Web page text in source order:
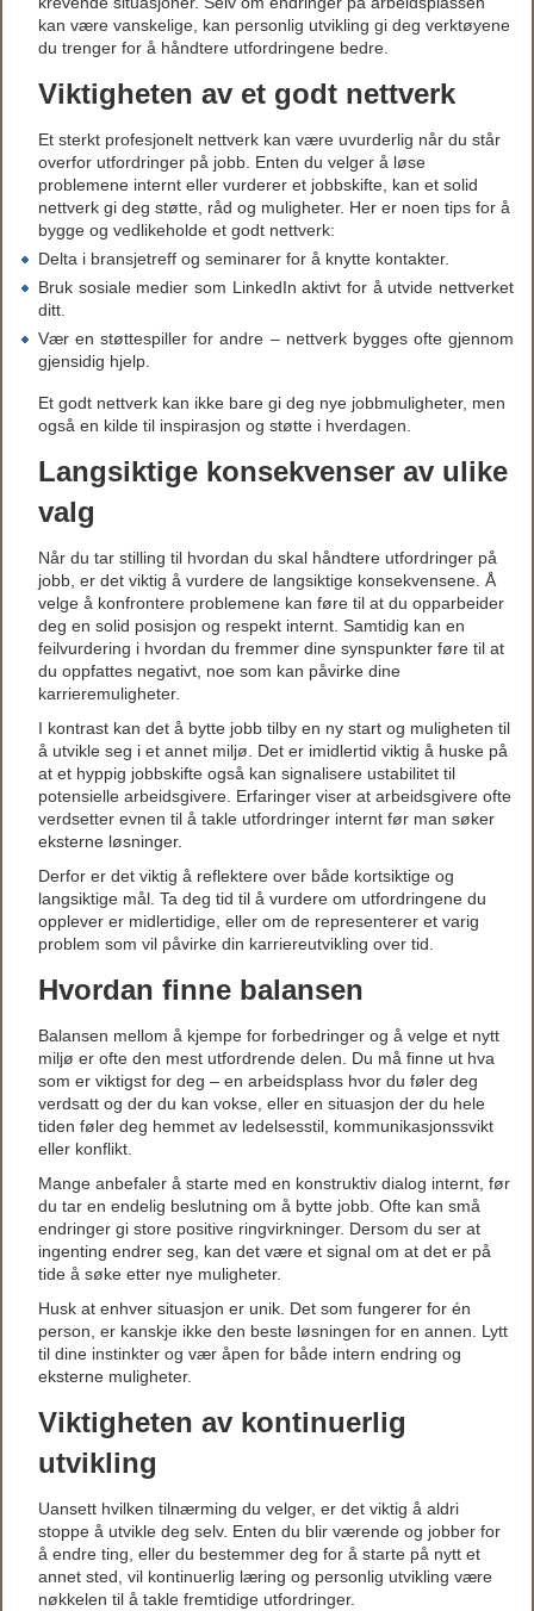
kan være vanskelige, kan personlig utvikling gi deg verktøyene
du trenger for å håndtere utfordringene bedre.
Viktigheten av et godt nettverk
Et sterkt profesjonelt nettverk kan være uvurderlig når du står
overfor utfordringer på jobb. Enten du velger å løse
problemene internt eller vurderer et jobbskifte, kan et solid
nettverk gi deg støtte, råd og muligheter. Her er noen tips for å
bygge og vedlikeholde et godt nettverk:
Delta i bransjetreff og seminarer for å knytte kontakter.
Bruk sosiale medier som LinkedIn aktivt for å utvide nettverket
ditt.
Vær en støttespiller for andre – nettverk bygges ofte gjennom
gjensidig hjelp.
Et godt nettverk kan ikke bare gi deg nye jobbmuligheter, men
også en kilde til inspirasjon og støtte i hverdagen.
Langsiktige konsekvenser av ulike
valg
Når du tar stilling til hvordan du skal håndtere utfordringer på
jobb, er det viktig å vurdere de langsiktige konsekvensene. Å
velge å konfrontere problemene kan føre til at du opparbeider
deg en solid posisjon og respekt internt. Samtidig kan en
feilvurdering i hvordan du fremmer dine synspunkter føre til at
du oppfattes negativt, noe som kan påvirke dine
karrieremuligheter.
I kontrast kan det å bytte jobb tilby en ny start og muligheten til
å utvikle seg i et annet miljø. Det er imidlertid viktig å huske på
at et hyppig jobbskifte også kan signalisere ustabilitet til
potensielle arbeidsgivere. Erfaringer viser at arbeidsgivere ofte
verdsetter evnen til å takle utfordringer internt før man søker
eksterne løsninger.
Derfor er det viktig å reflektere over både kortsiktige og
langsiktige mål. Ta deg tid til å vurdere om utfordringene du
opplever er midlertidige, eller om de representerer et varig
problem som vil påvirke din karriereutvikling over tid.
Hvordan finne balansen
Balansen mellom å kjempe for forbedringer og å velge et nytt
miljø er ofte den mest utfordrende delen. Du må finne ut hva
som er viktigst for deg – en arbeidsplass hvor du føler deg
verdsatt og der du kan vokse, eller en situasjon der du hele
tiden føler deg hemmet av ledelsesstil, kommunikasjonssvikt
eller konflikt.
Mange anbefaler å starte med en konstruktiv dialog internt, før
du tar en endelig beslutning om å bytte jobb. Ofte kan små
endringer gi store positive ringvirkninger. Dersom du ser at
ingenting endrer seg, kan det være et signal om at det er på
tide å søke etter nye muligheter.
Husk at enhver situasjon er unik. Det som fungerer for én
person, er kanskje ikke den beste løsningen for en annen. Lytt
til dine instinkter og vær åpen for både intern endring og
eksterne muligheter.
Viktigheten av kontinuerlig
utvikling
Uansett hvilken tilnærming du velger, er det viktig å aldri
stoppe å utvikle deg selv. Enten du blir værende og jobber for
å endre ting, eller du bestemmer deg for å starte på nytt et
annet sted, vil kontinuerlig læring og personlig utvikling være
nøkkelen til å takle fremtidige utfordringer.